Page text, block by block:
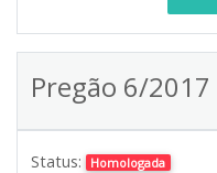
Pregão 6/2017
Status: Homologada